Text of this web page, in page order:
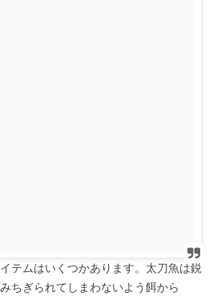
テムはいくつかあります。太刀魚は鋭
ちぎられてしまわないよう餌から